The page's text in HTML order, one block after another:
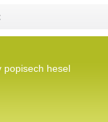
popisech hesel